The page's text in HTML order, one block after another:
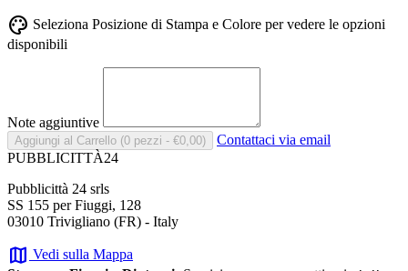
palette Seleziona Posizione di Stampa e Colore per vedere le opzioni
disponibili
Note aggiuntive
Aggiungi al Carrello (0 pezzi - €0,00)
Contattaci via email
PUBBLICITTÀ24
Pubblicittà 24 srls
SS 155 per Fiuggi, 128
03010 Trivigliano (FR) - Italy
map Vedi sulla Mappa